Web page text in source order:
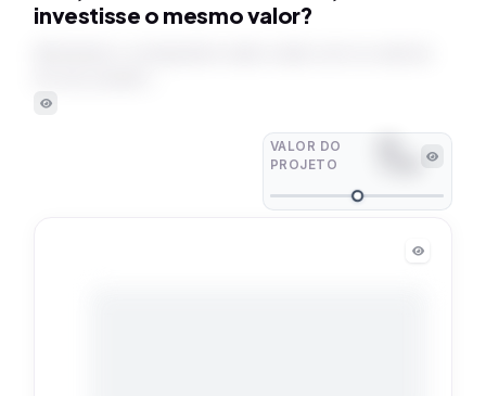
investisse o mesmo valor?
VALOR DO
PROJETO